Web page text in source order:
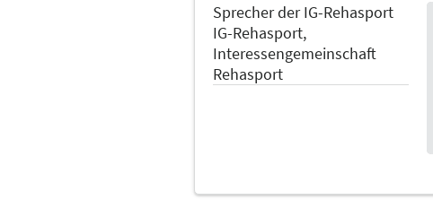
Sprecher der IG-Rehasport
IG-Rehasport,
Interessengemeinschaft
Rehasport